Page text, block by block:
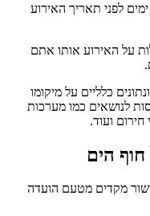
את הפרוצדורה הזו עליכם לבצע לפחות 22 ימים לפני תאריך האירוע
על האירוע אותו אתם
כלליים על מיקומו
לנושאים כמו מערכות
ועוד.
חוף הים
מקדים מטעם הועדה